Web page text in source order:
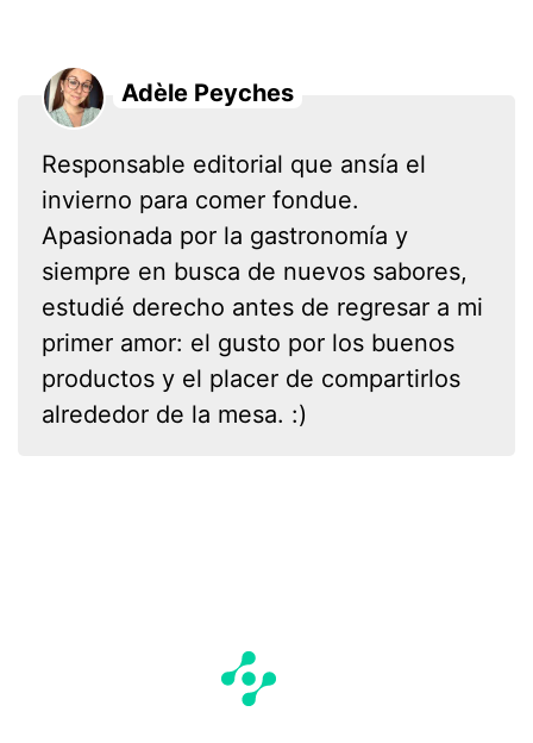
Adèle Peyches
Responsable editorial que ansía el
invierno para comer fondue.
Apasionada por la gastronomía y
siempre en busca de nuevos sabores,
estudié derecho antes de regresar a mi
primer amor: el gusto por los buenos
productos y el placer de compartirlos
alrededor de la mesa. :)